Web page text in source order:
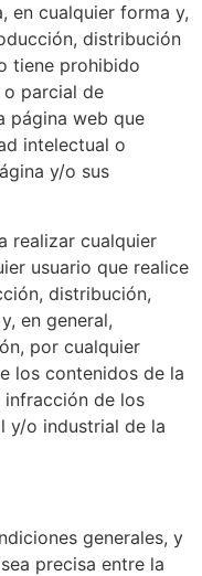
en cualquier forma y,
distribución
tiene prohibido
parcial de
página web que
intelectual o
y/o sus
realizar cualquier
usuario que realice
distribución,
en general,
por cualquier
los contenidos de la
infracción de los
y/o industrial de la
generales, y
precisa entre la